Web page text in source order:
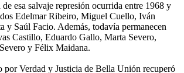
esa salvaje represión ocurrida entre 1968 y
Edelmar Ribeiro, Miguel Cuello, Iván
y Saúl Facio. Además, todavía permanecen
Castillo, Eduardo Gallo, Marta Severo,
y Félix Maidana.
por Verdad y Justicia de Bella Unión recuperó